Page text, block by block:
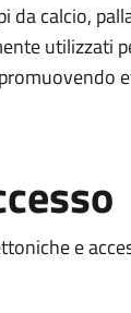
da calcio,
utilizzati
e